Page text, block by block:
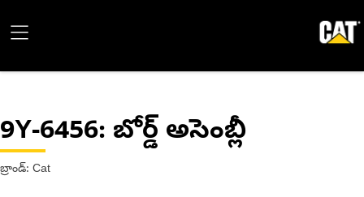
9Y-6456: బోర్డ్ అసెంబ్లీ
బ్రాండ్: Cat